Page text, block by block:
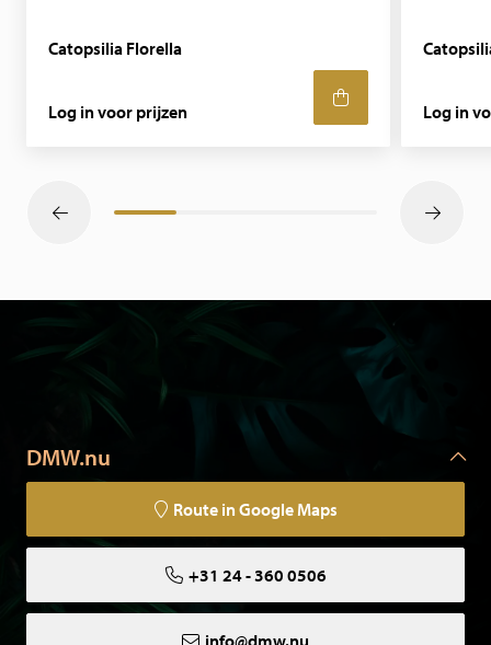
Catopsilia Florella
Log in voor prijzen Log in
DMW.nu
Route in Google Maps
+31 24 - 360 0506
info@dmw.nu